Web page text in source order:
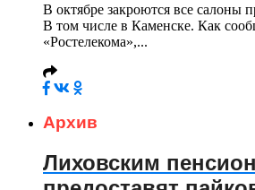
В октябре закроются все салоны
В том числе в Каменске. Как
«Ростелекома»,...
Архив
Лиховским